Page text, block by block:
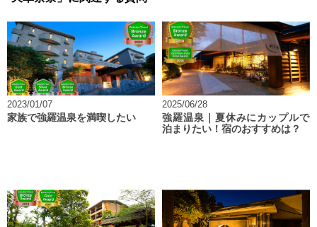
2023/01/07
家族で強羅温泉を満喫したい
2025/06/28
強羅温泉｜夏休みにカップルで
泊まりたい！宿のおすすめは？